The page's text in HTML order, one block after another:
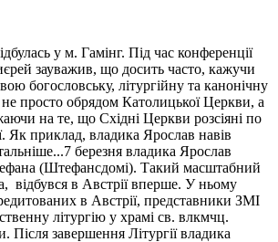
у м. Гамінг. Під час конференції
зауважив, що досить часто, кажучи
богословську, літургійну та канонічну
просто обрядом Католицької Церкви, а
на те, що Східні Церкви розсіяні по
Як приклад, владика Ярослав навів
березня владика Ярослав
(Штефансдомі). Такий масштабний
відбувся в Австрії вперше. У ньому
в Австрії, представники ЗМІ
літургію у храмі св. влкмчц.
завершення Літургії владика